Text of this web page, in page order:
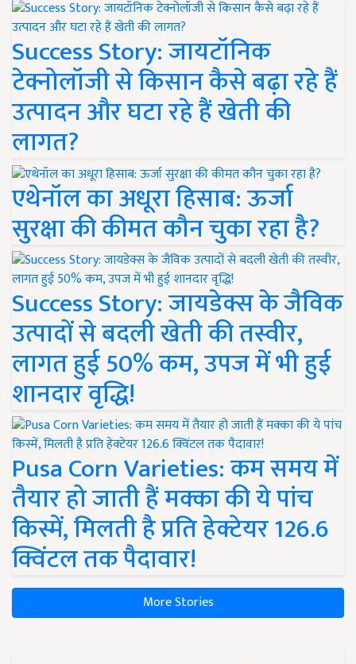
Success Story: जायटॉनिक
टेक्नोलॉजी से किसान कैसे बढ़ा रहे हैं
उत्पादन और घटा रहे हैं खेती की
लागत?
एथेनॉल का अधूरा हिसाब: ऊर्जा
सुरक्षा की कीमत कौन चुका रहा है?
Success Story: जायडेक्स के जैविक
उत्पादों से बदली खेती की तस्वीर,
लागत हुई 50% कम, उपज में भी हुई
शानदार वृद्धि!
Pusa Corn Varieties: कम समय में
तैयार हो जाती हैं मक्का की ये पांच
किस्में, मिलती है प्रति हेक्टेयर 126.6
क्विंटल तक पैदावार!
More Stories